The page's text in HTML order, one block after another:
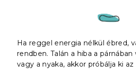
Ha reggel energia nélkül ébred,
rendben. Talán a hiba a párnában
vagy a nyaka, akkor próbálja ki